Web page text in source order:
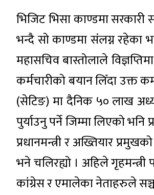
भिजिट भिसा काण्डमा
भन्दै सो काण्डमा संलग्न रहेका
महासचिव बास्तोलाले
कर्मचारीको बयान लिँदा उक्त
(सेटिङ) मा दैनिक ५० लाख
पुर्याउनु पर्ने जिम्मा लिएको
प्रधानमन्त्री र अख्तियार
भने चलिरह्यो । अहिले गृहमन्त्री
कांग्रेस र एमालेका नेताहरुले